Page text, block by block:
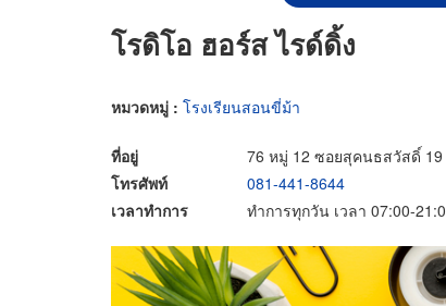
โรดิโอ ฮอร์ส ไรด์ดิ้ง
หมวดหมู่ : โรงเรียนสอนขี่ม้า
ที่อยู่
76 หมู่ 12 ซอยสุคนธสวัสดิ์
โทรศัพท์
081-441-8644
เวลาทำการ
ทำการทุกวัน เวลา 07:00-